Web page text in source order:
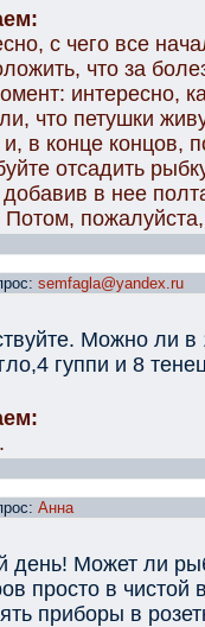
с чего все
что за
интересно,
что петушки
и, в конце концов,
отсадить
в нее
Потом,
semfagla@yandex.ru
Можно ли в
гуппи и 8
Анна
день! Может ли
просто в
приборы в